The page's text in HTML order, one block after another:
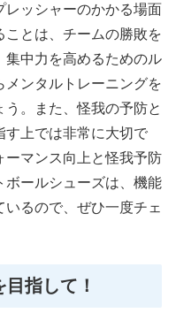
レッシャーのかかる場面
ことは、チームの勝敗を
集中力を高めるためのル
メンタルトレーニングを
。また、怪我の予防と
す上では非常に大切で
ーマンス向上と怪我予防
ボールシューズは、機能
るので、ぜひ一度チェ
指して！